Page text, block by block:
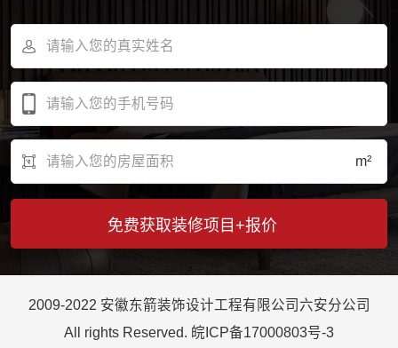
m²
2009-2022 安徽东箭装饰设计工程有限公司六安分公司
All rights Reserved. 皖ICP备17000803号-3